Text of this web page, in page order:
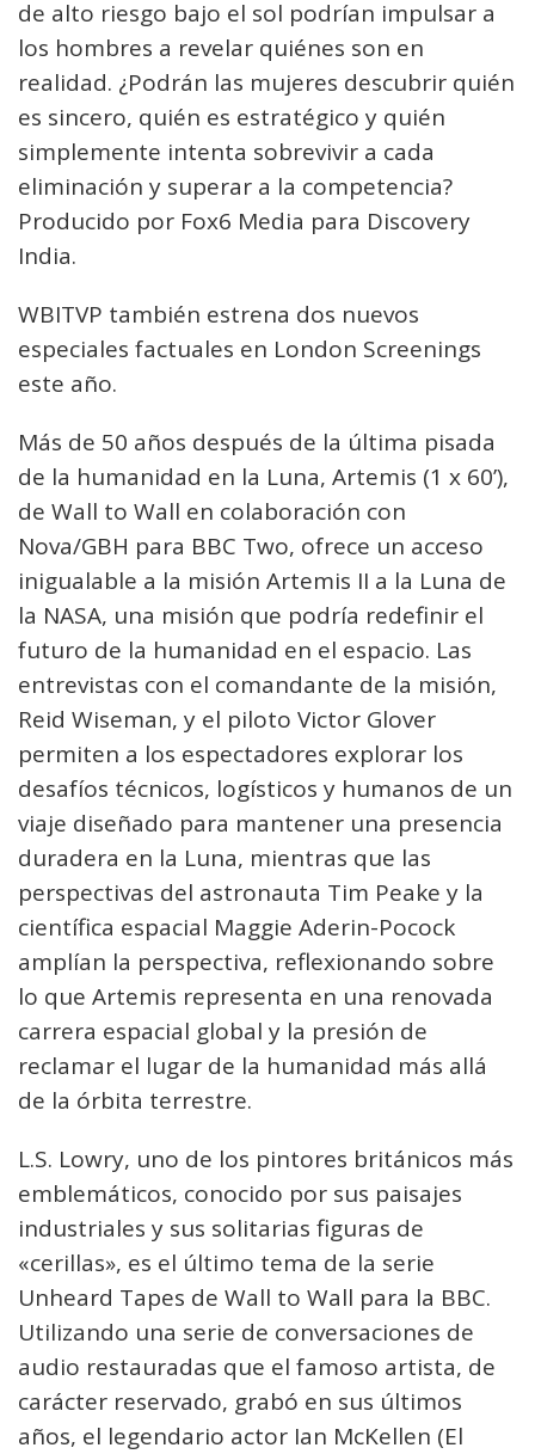
de alto riesgo bajo el sol podrían impulsar a
los hombres a revelar quiénes son en
realidad. ¿Podrán las mujeres descubrir quién
es sincero, quién es estratégico y quién
simplemente intenta sobrevivir a cada
eliminación y superar a la competencia?
Producido por Fox6 Media para Discovery
India.
WBITVP también estrena dos nuevos
especiales factuales en London Screenings
este año.
Más de 50 años después de la última pisada
de la humanidad en la Luna, Artemis (1 x 60’),
de Wall to Wall en colaboración con
Nova/GBH para BBC Two, ofrece un acceso
inigualable a la misión Artemis II a la Luna de
la NASA, una misión que podría redefinir el
futuro de la humanidad en el espacio. Las
entrevistas con el comandante de la misión,
Reid Wiseman, y el piloto Victor Glover
permiten a los espectadores explorar los
desafíos técnicos, logísticos y humanos de un
viaje diseñado para mantener una presencia
duradera en la Luna, mientras que las
perspectivas del astronauta Tim Peake y la
científica espacial Maggie Aderin-Pocock
amplían la perspectiva, reflexionando sobre
lo que Artemis representa en una renovada
carrera espacial global y la presión de
reclamar el lugar de la humanidad más allá
de la órbita terrestre.
L.S. Lowry, uno de los pintores británicos más
emblemáticos, conocido por sus paisajes
industriales y sus solitarias figuras de
«cerillas», es el último tema de la serie
Unheard Tapes de Wall to Wall para la BBC.
Utilizando una serie de conversaciones de
audio restauradas que el famoso artista, de
carácter reservado, grabó en sus últimos
años, el legendario actor Ian McKellen (El